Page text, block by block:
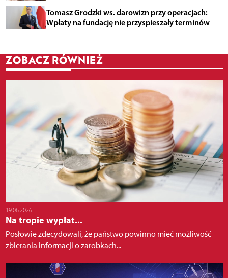
Tomasz Grodzki ws. darowizn przy operacjach:
Wpłaty na fundację nie przyspieszały terminów
ZOBACZ RÓWNIEŻ
19.06.2026
Na tropie wypłat...
Posłowie zdecydowali, że państwo powinno mieć możliwość
zbierania informacji o zarobkach...